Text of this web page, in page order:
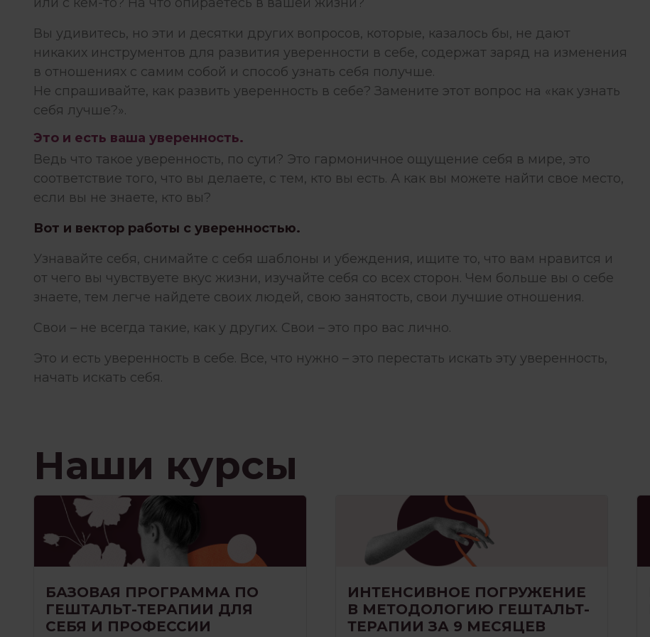
Вы удивитесь, но эти и десятки других вопросов, которые, казалось бы, не дают
никаких инструментов для развития уверенности в себе, содержат заряд на изменения
в отношениях с самим собой и способ узнать себя получше.
Не спрашивайте, как развить уверенность в себе? Замените этот вопрос на «как узнать
себя лучше?».
Это и есть ваша уверенность.
Ведь что такое уверенность, по сути? Это гармоничное ощущение себя в мире, это
соответствие того, что вы делаете, с тем, кто вы есть. А как вы можете найти свое место,
если вы не знаете, кто вы?
Вот и вектор работы с уверенностью.
Узнавайте себя, снимайте с себя шаблоны и убеждения, ищите то, что вам нравится и
от чего вы чувствуете вкус жизни, изучайте себя со всех сторон. Чем больше вы о себе
знаете, тем легче найдете своих людей, свою занятость, свои лучшие отношения.
Свои – не всегда такие, как у других. Свои – это про вас лично.
Это и есть уверенность в себе. Все, что нужно – это перестать искать эту уверенность,
начать искать себя.
Наши курсы
БАЗОВАЯ ПРОГРАММА ПО
ГЕШТАЛЬТ-ТЕРАПИИ ДЛЯ
СЕБЯ И ПРОФЕССИИ
ИНТЕНСИВНОЕ ПОГРУЖЕНИЕ
В МЕТОДОЛОГИЮ ГЕШТАЛЬТ-
ТЕРАПИИ ЗА 9 МЕСЯЦЕВ